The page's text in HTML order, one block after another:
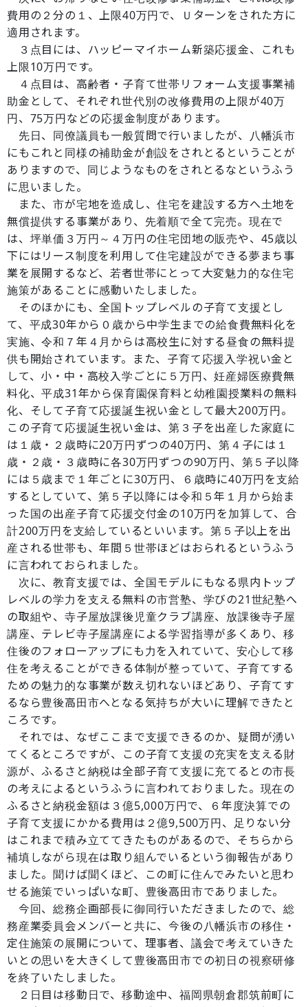
費用の２分の１、上限40万円で、Ｕターンをされた方に
適用されます。
３点目には、ハッピーマイホーム新築応援金、これも
上限10万円です。
４点目は、高齢者・子育て世帯リフォーム支援事業補
助金として、それぞれ世代別の改修費用の上限が40万
円、75万円などの応援金制度があります。
先日、同僚議員も一般質問で行いましたが、八幡浜市
にもこれと同様の補助金が創設をされとるということが
ありますので、同じようなものをされとるなというふう
に思いました。
また、市が宅地を造成し、住宅を建設する方へ土地を
無償提供する事業があり、先着順で全て完売。現在で
は、坪単価３万円～４万円の住宅団地の販売や、45歳以
下にはリース制度を利用して住宅建設ができる夢まち事
業を展開するなど、若者世帯にとって大変魅力的な住宅
施策があることに感動いたしました。
そのほかにも、全国トップレベルの子育て支援とし
て、平成30年から０歳から中学生までの給食費無料化を
実施、令和７年４月からは高校生に対する昼食の無料提
供も開始されています。また、子育て応援入学祝い金と
して、小・中・高校入学ごとに５万円、妊産婦医療費無
料化、平成31年から保育園保育料と幼稚園授業料の無料
化、そして子育て応援誕生祝い金として最大200万円。
この子育て応援誕生祝い金は、第３子を出産した家庭に
は１歳・２歳時に20万円ずつの40万円、第４子には１
歳・２歳・３歳時に各30万円ずつの90万円、第５子以降
には５歳まで１年ごとに30万円、６歳時に40万円を支給
するとしていて、第５子以降には令和５年１月から始ま
った国の出産子育て応援交付金の10万円を加算して、合
計200万円を支給しているといいます。第５子以上を出
産される世帯も、年間５世帯ほどはおられるというふう
に言われておられました。
次に、教育支援では、全国モデルにもなる県内トップ
レベルの学力を支える無料の市営塾、学びの21世紀塾へ
の取組や、寺子屋放課後児童クラブ講座、放課後寺子屋
講座、テレビ寺子屋講座による学習指導が多くあり、移
住後のフォローアップにも力を入れていて、安心して移
住を考えることができる体制が整っていて、子育てする
ための魅力的な事業が数え切れないほどあり、子育てす
るなら豊後高田市へとなる気持ちが大いに理解できたと
ころです。
それでは、なぜここまで支援できるのか、疑問が湧い
てくるところですが、この子育て支援の充実を支える財
源が、ふるさと納税は全部子育て支援に充てるとの市長
の考えによるというふうに言われておりました。現在の
ふるさと納税金額は３億5,000万円で、６年度決算での
子育て支援にかかる費用は２億9,500万円、足りない分
はこれまで積み立ててきたものがあるので、そちらから
補填しながら現在は取り組んでいるという御報告があり
ました。聞けば聞くほど、この町に住んでみたいと思わ
せる施策でいっぱいな町、豊後高田市でありました。
今回、総務企画部長に御同行いただきましたので、総
務産業委員会メンバーと共に、今後の八幡浜市の移住・
定住施策の展開について、理事者、議会で考えていきた
いとの思いを大きくして豊後高田市での初日の視察研修
を終了いたしました。
２日目は移動日で、移動途中、福岡県朝倉郡筑前町に